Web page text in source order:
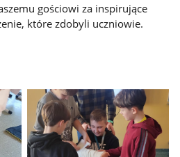
gościowi za inspirujące
które zdobyli uczniowie.